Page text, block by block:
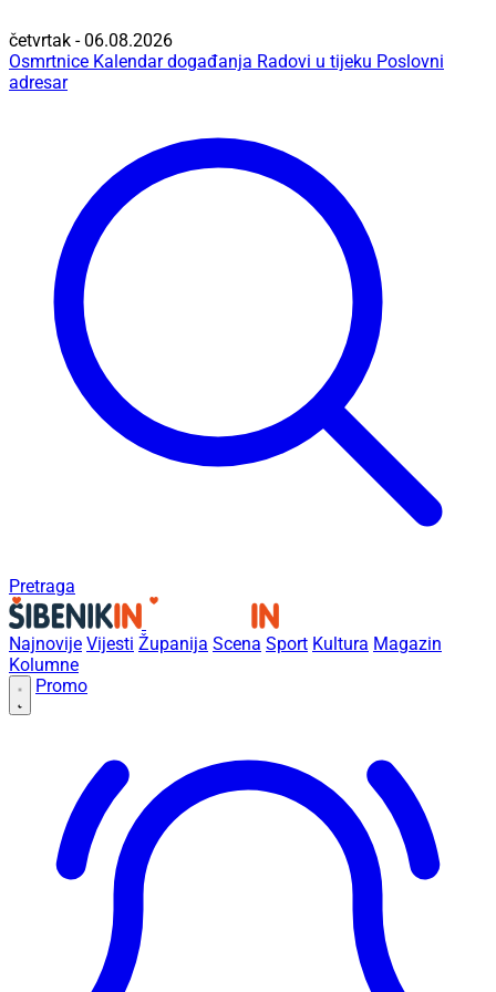
četvrtak - 06.08.2026
Osmrtnice Kalendar događanja Radovi u tijeku Poslovni
adresar
Pretraga
Najnovije Vijesti Županija Scena Sport Kultura Magazin
Kolumne
Promo